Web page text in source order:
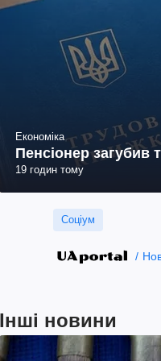
Економіка
Пенсіонер загубив
19 годин тому
Соціум
Інші новини